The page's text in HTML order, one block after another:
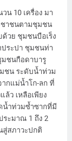
น 10 เครื่อง มา
ชาชนตามชุมชน
ด้วย ชุมชนบือเร็ง
ระปา ชุมชนท่า
มชนกือดาบารู
ชน ระดับน้ำท่วม
ากแม่น้ำโก-ลก ที่
ล้ว เหลือเพียง
น้ำท่วมซ้ำซากที่มี
ะมาณ 1 ถึง 2
สู่สภาวะปกติ